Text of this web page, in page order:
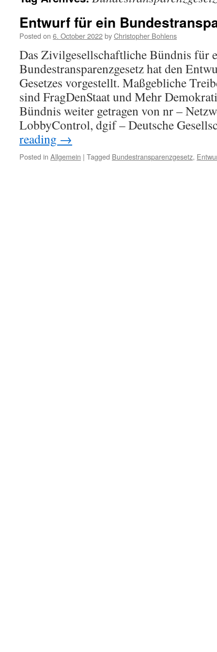
Entwurf für ein
Posted on 6. October 2022byChristopher Bohlens
Das Zivilgesellschaftliche Bündnis für
Bundestransparenzgesetz hat den
Gesetzes vorgestellt. Maßgebliche
sind FragDenStaat und Mehr
Bündnis weiter getragen von nr –
LobbyControl, dgif – Deutsche
reading →
Posted in Allgemein | Tagged Bundestransparenzgesetz,